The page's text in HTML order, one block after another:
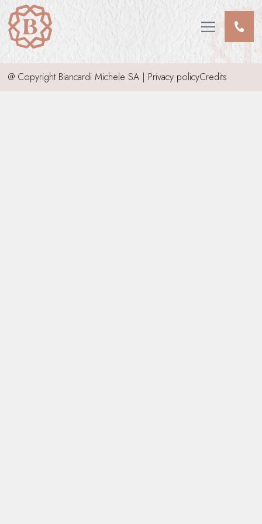
Open main
CHI SIAMO
SERVIZI
INFORMAZIONI DEFUNTI
INVIA CONDOGLIANZE
CONTATTI
@ Copyright Biancardi Michele SA | Privacy policyCredits